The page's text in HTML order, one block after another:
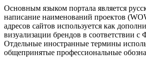
Основным языком портала является
написание наименований проектов
адресов сайтов используется как
визуализации брендов в соответствии
Отдельные иностранные термины
общепринятые профессиональные